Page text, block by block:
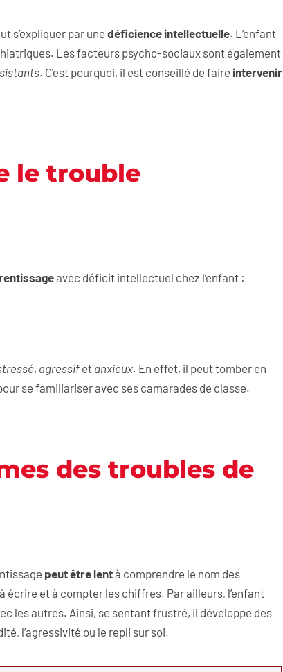
s’expliquer par une déficience intellectuelle. L’enfant
Les facteurs psycho-sociaux sont également
. C’est pourquoi, il est conseillé de faire intervenir
le trouble
avec déficit intellectuel chez l’enfant :
, agressifet anxieux. En effet, il peut tomber en
se familiariser avec ses camarades de classe.
des troubles de
peut être lentà comprendre le nom des
et à compter les chiffres. Par ailleurs, l’enfant
les autres. Ainsi, se sentant frustré, il développe des
l’agressivité ou le repli sur soi.